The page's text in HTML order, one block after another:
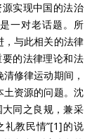
实现中国的法治
一对老话题。所
，与此相关的法律
的法律理论和法
修律运动期间，
土资源的问题。沈
大同之良规，兼采
礼教民情”[1]的说